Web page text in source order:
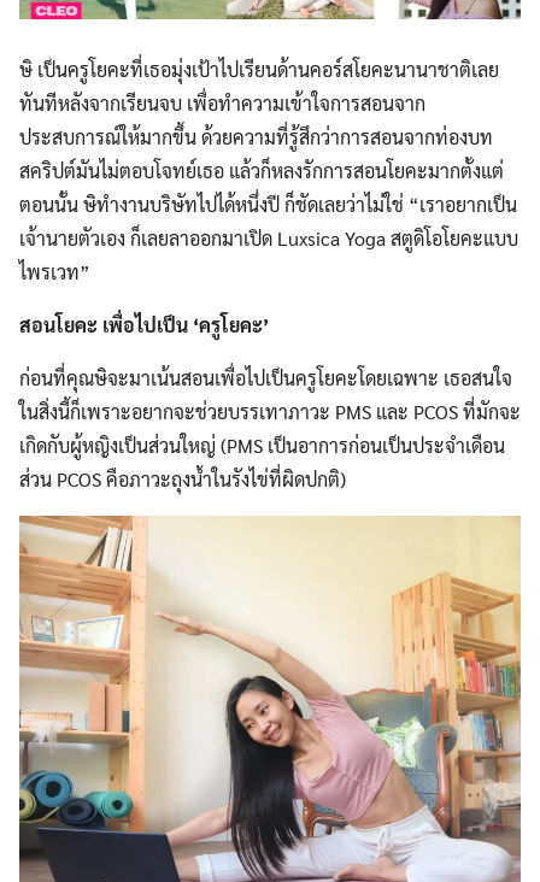
ษิ เป็นครูโยคะที่เธอมุ่งเป้าไปเรียนด้านคอร์สโยคะนานาชาติเลย
ทันทีหลังจากเรียนจบ เพื่อทำความเข้าใจการสอนจาก
ประสบการณ์ให้มากขึ้น ด้วยความที่รู้สึกว่าการสอนจากท่องบท
สคริปต์มันไม่ตอบโจทย์เธอ แล้วก็หลงรักการสอนโยคะมากตั้งแต่
ตอนนั้น ษิทำงานบริษัทไปได้หนึ่งปี ก็ชัดเลยว่าไม่ใช่ “เราอยากเป็น
เจ้านายตัวเอง ก็เลยลาออกมาเปิด Luxsica Yoga สตูดิโอโยคะแบบ
ไพรเวท”
สอนโยคะ เพื่อไปเป็น ‘ครูโยคะ’
ก่อนที่คุณษิจะมาเน้นสอนเพื่อไปเป็นครูโยคะโดยเฉพาะ เธอสนใจ
ในสิ่งนี้ก็เพราะอยากจะช่วยบรรเทาภาวะ PMS และ PCOS ที่มักจะ
เกิดกับผู้หญิงเป็นส่วนใหญ่ (PMS เป็นอาการก่อนเป็นประจำเดือน
ส่วน PCOS คือภาวะถุงน้ำในรังไข่ที่ผิดปกติ)